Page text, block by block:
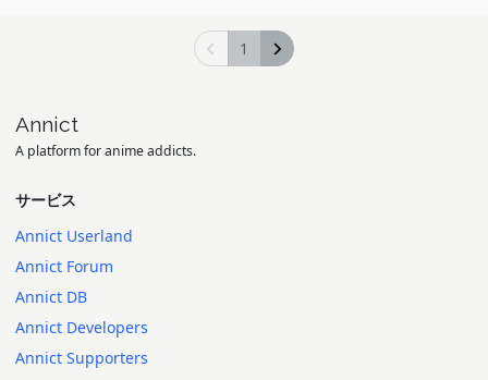
1
Annict
A platform for anime addicts.
サービス
Annict Userland
Annict Forum
Annict DB
Annict Developers
Annict Supporters